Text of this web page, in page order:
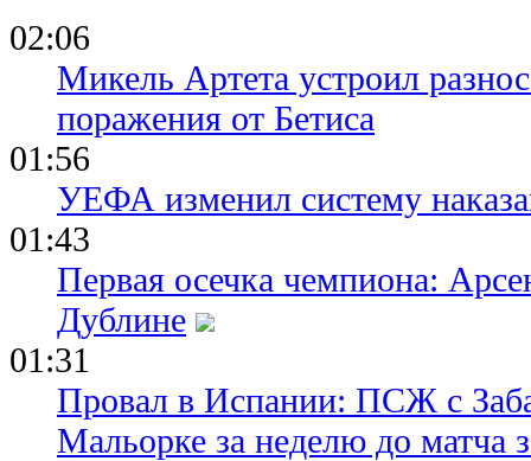
02:06
Микель Артета устроил
поражения от Бетиса
01:56
УЕФА изменил систему
01:43
Первая осечка чемпиона:
Дублине
01:31
Провал в Испании: ПСЖ с
Мальорке за неделю до матча